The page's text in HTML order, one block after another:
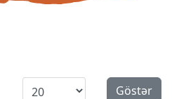
Göstər: Göstər